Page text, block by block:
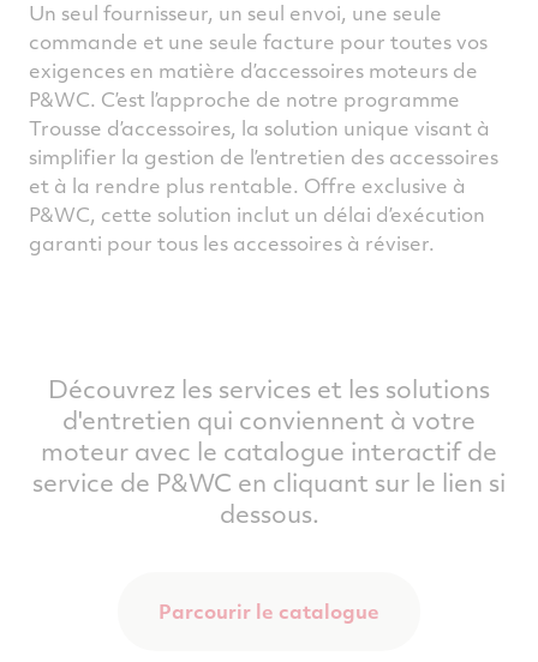
Un seul fournisseur, un seul envoi, une seule
commande et une seule facture pour toutes vos
exigences en matière d’accessoires moteurs de
P&WC. C’est l’approche de notre programme
Trousse d’accessoires, la solution unique visant à
simplifier la gestion de l’entretien des accessoires
et à la rendre plus rentable. Offre exclusive à
P&WC, cette solution inclut un délai d’exécution
garanti pour tous les accessoires à réviser.
Découvrez les services et les solutions
d'entretien qui conviennent à votre
moteur avec le catalogue interactif de
service de P&WC en cliquant sur le lien si
dessous.
Parcourir le catalogue